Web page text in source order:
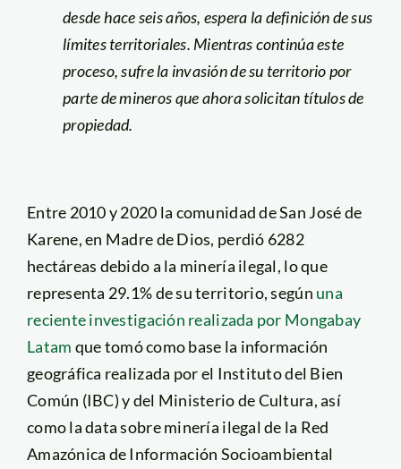
desde hace seis años, espera la definición de sus
límites territoriales. Mientras continúa este
proceso,sufre la invasión de su territorio por
parte de mineros que ahora solicitan títulos de
propiedad.
Entre 2010 y 2020 la comunidad de San José de
Karene, en Madre de Dios, perdió 6282
hectáreas debido a la minería ilegal, lo que
representa 29.1% de su territorio, según una
reciente investigación realizada por Mongabay
Latam que tomó como base la información
geográfica realizada por el Instituto del Bien
Común (IBC) y del Ministerio de Cultura, así
como la data sobre minería ilegal de la Red
Amazónica de Información Socioambiental